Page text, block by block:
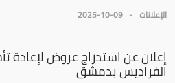
الإعلانات 2025-10-09
إعلان عن استدراج عروض لإعادة
الفراديس بدمشق